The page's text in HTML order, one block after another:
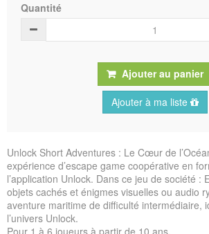
Quantité
Ajouter au panier
Ajouter à ma liste
Unlock Short Adventures : Le Cœur de
expérience d’escape game coopérative en
l’application Unlock. Dans ce jeu de société :
objets cachés et énigmes visuelles ou audio
aventure maritime de difficulté intermédiaire,
l’univers Unlock.